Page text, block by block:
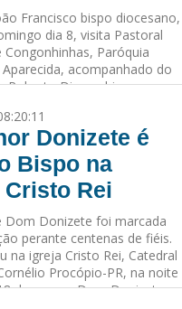
Francisco bispo diocesano,
dia 8, visita Pastoral
Paróquia
acompanhado do
Roberto Dias, o bispo
Donizete é
Bispo na
Rei
Dom Donizete foi marcada
perante centenas de fiéis.
na igreja Cristo Rei, Catedral
Procópio-PR, na noite
de março. Dom Donizete